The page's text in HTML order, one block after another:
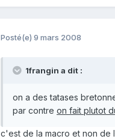
Posté(e) 9 mars 2008
1frangin a dit :
on a des tatases
par contre on fait plutot
c'est de la macro et non de